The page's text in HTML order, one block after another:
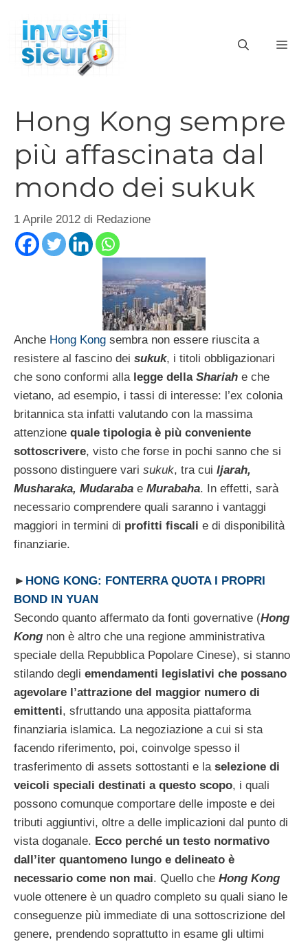
contenuto
Hong Kong sempre
più affascinata dal
mondo dei sukuk
1 Aprile 2012 di Redazione
Anche Hong Kong sembra non essere riuscita a
resistere al fascino dei sukuk, i titoli obbligazionari
che sono conformi alla legge della Shariah e che
vietano, ad esempio, i tassi di interesse: l’ex colonia
britannica sta infatti valutando con la massima
attenzione quale tipologia è più conveniente
sottoscrivere, visto che forse in pochi sanno che si
possono distinguere vari sukuk, tra cui Ijarah,
Musharaka, Mudaraba e Murabaha. In effetti, sarà
necessario comprendere quali saranno i vantaggi
maggiori in termini di profitti fiscali e di disponibilità
finanziarie.
► HONG KONG: FONTERRA QUOTA I PROPRI
BOND IN YUAN
Secondo quanto affermato da fonti governative (Hong
Kong non è altro che una regione amministrativa
speciale della Repubblica Popolare Cinese), si stanno
stilando degli emendamenti legislativi che possano
agevolare l’attrazione del maggior numero di
emittenti, sfruttando una apposita piattaforma
finanziaria islamica. La negoziazione a cui si sta
facendo riferimento, poi, coinvolge spesso il
trasferimento di assets sottostanti e la selezione di
veicoli speciali destinati a questo scopo, i quali
possono comunque comportare delle imposte e dei
tributi aggiuntivi, oltre a delle implicazioni dal punto di
vista doganale. Ecco perché un testo normativo
dall’iter quantomeno lungo e delineato è
necessario come non mai. Quello che Hong Kong
vuole ottenere è un quadro completo su quali siano le
conseguenze più immediate di una sottoscrizione del
genere, prendendo soprattutto in esame gli ultimi